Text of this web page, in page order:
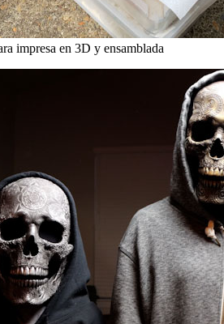
impresa en 3D y ensamblada